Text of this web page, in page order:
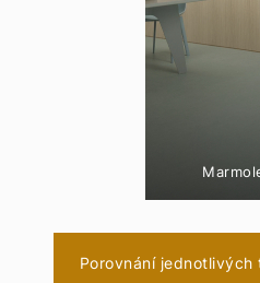
Porovnání jednotlivých